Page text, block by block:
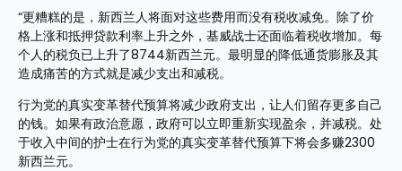
“更糟糕的是，新西兰人将面对这些费用而没有税收减免。除了价
格上涨和抵押贷款利率上升之外，基威战士还面临着税收增加。每
个人的税负已上升了8744新西兰元。最明显的降低通货膨胀及其
造成痛苦的方式就是减少支出和减税。
行为党的真实变革替代预算将减少政府支出，让人们留存更多自己
的钱。如果有政治意愿，政府可以立即重新实现盈余，并减税。处
于收入中间的护士在行为党的真实变革替代预算下将会多赚2300
新西兰元。